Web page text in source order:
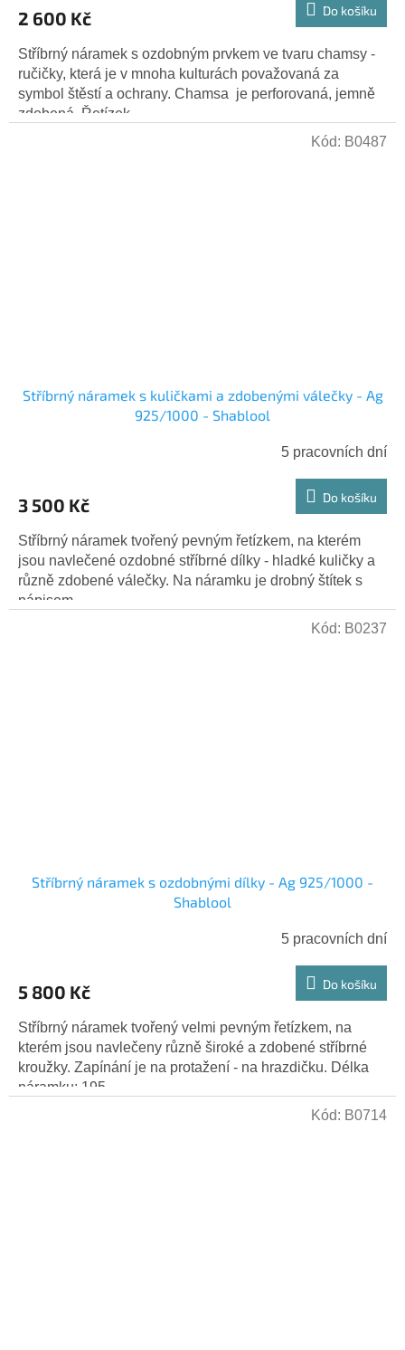
2 600 Kč Do košíku
Stříbrný náramek s ozdobným prvkem ve tvaru chamsy -
ručičky, která je v mnoha kulturách považovaná za
symbol štěstí a ochrany. Chamsa je perforovaná, jemně
zdobená. Řetízek...
Stříbrný náramek s kuličkami a zdobenými válečky - Ag
925/1000 - Shablool
5 pracovních dní
3 500 Kč Do košíku
Stříbrný náramek tvořený pevným řetízkem, na kterém
jsou navlečené ozdobné stříbrné dílky - hladké kuličky a
různě zdobené válečky. Na náramku je drobný štítek s
nápisem...
Kód: B0487
Stříbrný náramek s ozdobnými dílky - Ag 925/1000 -
Shablool
5 pracovních dní
5 800 Kč Do košíku
Stříbrný náramek tvořený velmi pevným řetízkem, na
kterém jsou navlečeny různě široké a zdobené stříbrné
kroužky. Zapínání je na protažení - na hrazdičku. Délka
náramku: 195...
Kód: B0237
Kód: B0714